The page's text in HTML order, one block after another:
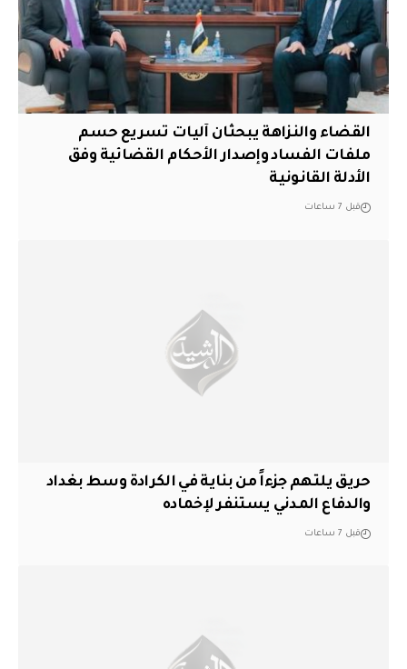
القضاء والنزاهة يبحثان آليات تسريع حسم
ملفات الفساد وإصدار الأحكام القضائية وفق
الأدلة القانونية
قبل 7 ساعات
حريق يلتهم جزءاً من بناية في الكرادة وسط بغداد
والدفاع المدني يستنفر لإخماده
قبل 7 ساعات